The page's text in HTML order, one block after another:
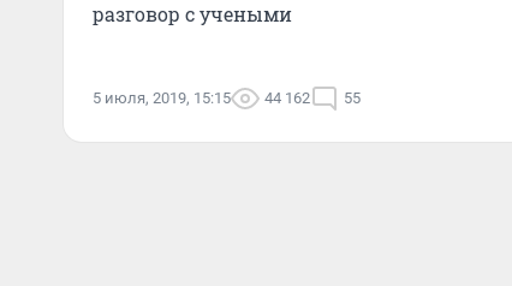
разговор с учеными
5 июля, 2019, 15:15 44 162 55